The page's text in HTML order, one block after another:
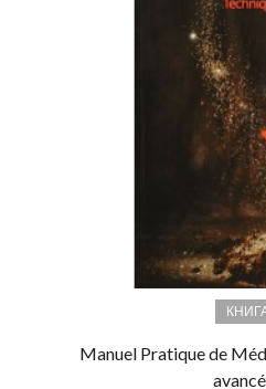
Manuel Pratique de